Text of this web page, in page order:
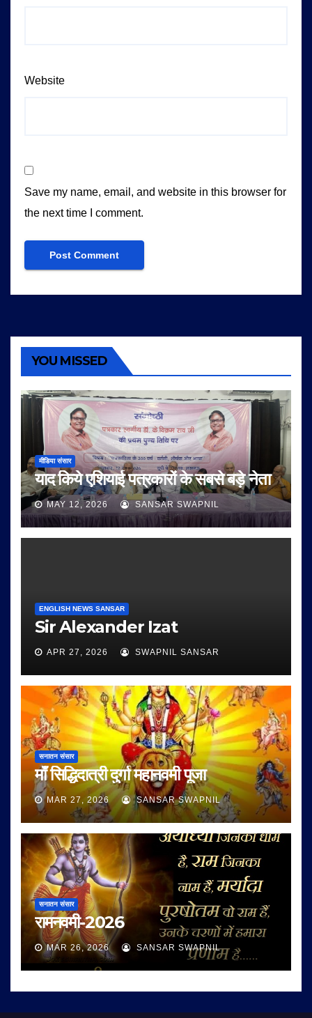
Website
Save my name, email, and website in this browser for
the next time I comment.
YOU MISSED
मीडिया संसार
याद किये एशियाई पत्रकारों के सबसे बड़े नेता
MAY 12, 2026 SANSAR SWAPNIL
ENGLISH NEWS SANSAR
Sir Alexander Izat
APR 27, 2026 SWAPNIL SANSAR
सनातन संसार
माँ सिद्धिदात्री दुर्गा महानवमी पूजा
MAR 27, 2026 SANSAR SWAPNIL
सनातन संसार
रामनवमी-2026
MAR 26, 2026 SANSAR SWAPNIL